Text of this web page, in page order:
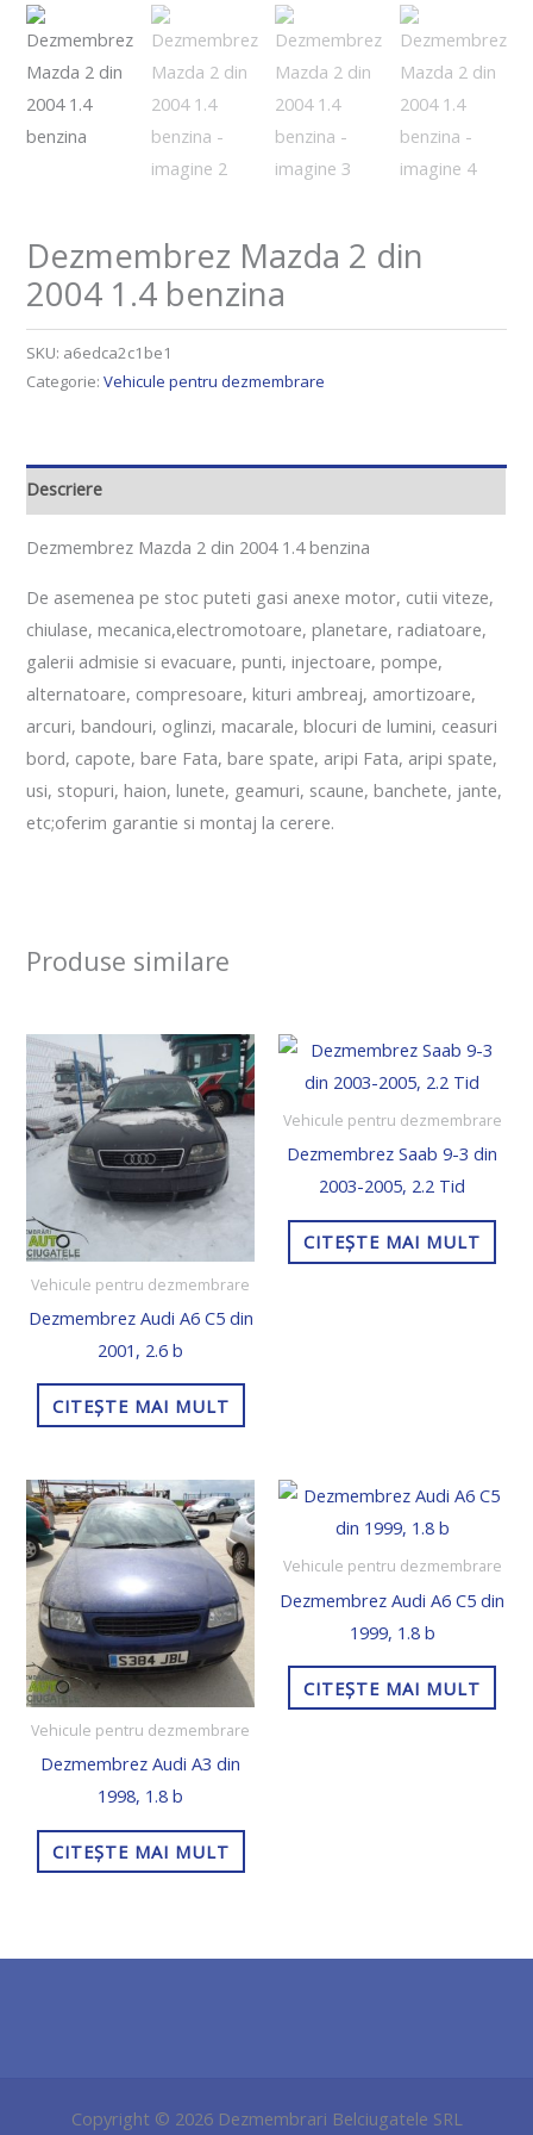
Dezmembrez Mazda 2 din
2004 1.4 benzina
SKU: a6edca2c1be1
Categorie:Vehicule pentru dezmembrare
Descriere
Dezmembrez Mazda 2 din 2004 1.4 benzina
De asemenea pe stoc puteti gasi anexe motor, cutii viteze,
chiulase, mecanica,electromotoare, planetare, radiatoare,
galerii admisie si evacuare, punti, injectoare, pompe,
alternatoare, compresoare, kituri ambreaj, amortizoare,
arcuri, bandouri, oglinzi, macarale, blocuri de lumini, ceasuri
bord, capote, bare Fata, bare spate, aripi Fata, aripi spate,
usi, stopuri, haion, lunete, geamuri, scaune, banchete, jante,
etc;oferim garantie si montaj la cerere.
Produse similare
Vehicule pentru dezmembrare
Dezmembrez Audi A6 C5 din
2001, 2.6 b
CITEȘTE MAI MULT
Vehicule pentru dezmembrare
Dezmembrez Saab 9-3 din
2003-2005, 2.2 Tid
CITEȘTE MAI MULT
Vehicule pentru dezmembrare
Dezmembrez Audi A3 din
1998, 1.8 b
CITEȘTE MAI MULT
Vehicule pentru dezmembrare
Dezmembrez Audi A6 C5 din
1999, 1.8 b
CITEȘTE MAI MULT
Copyright © 2026 Dezmembrari Belciugatele SRL